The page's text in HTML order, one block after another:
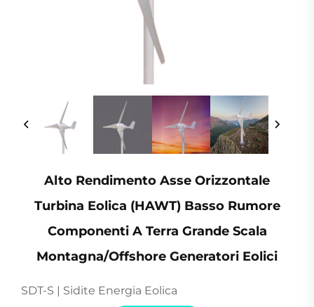
Alto Rendimento Asse Orizzontale
Turbina Eolica (HAWT) Basso Rumore
Componenti A Terra Grande Scala
Montagna/Offshore Generatori Eolici
SDT-S | Sidite Energia Eolica